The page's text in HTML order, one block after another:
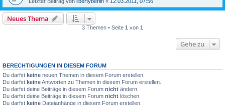
Neues Thema
3 Themen • Seite 1 von 1
Gehe zu
BERECHTIGUNGEN IN DIESEM FORUM
Du darfst keine neuen Themen in diesem Forum erstellen.
Du darfst keineAntworten zu Themen in diesem Forum erstellen.
Du darfst deine Beiträge in diesem Forum nicht ändern.
Du darfst deine Beiträge in diesem Forum nicht löschen.
Du darfst keine Dateianhänge in diesem Forum erstellen.